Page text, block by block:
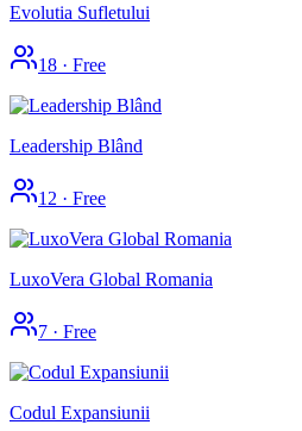
Evolutia Sufletului
18 · Free
Leadership Blând
12 · Free
LuxoVera Global Romania
7 · Free
Codul Expansiunii